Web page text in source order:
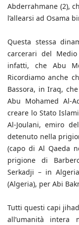
Abderrahmane (2),
l’allearsi ad Osama
Questa stessa
carcerari del
infatti, che Abu
Ricordiamo anche
Bassora, in Iraq,
Abu Mohamed Al-
creare lo Stato
Al-Joulani, emiro
detenuto nella
(capo di Al Qaeda
prigione di
Serkadji – in
(Algeria), per Abi
Tutti questi capi
all’umanità